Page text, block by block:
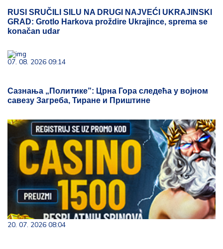
RUSI SRUČILI SILU NA DRUGI NAJVEĆI UKRAJINSKI
GRAD: Grotlo Harkova proždire Ukrajince, sprema se
konačan udar
07. 08. 2026 09:14
Сазнања „Политике”: Црна Гора следећа у војном
савезу Загреба, Тиране и Приштине
20. 07. 2026 08:04